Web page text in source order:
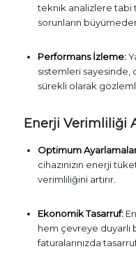
teknik analizlere tabi
sorunların
Performans İzleme:
sistemleri sayesinde,
sürekli olarak
Enerji Verimliliği
Optimum
cihazınızın enerji
verimliliğini artırır.
Ekonomik Tasarruf:
hem çevreye duyarlı
faturalarınızda